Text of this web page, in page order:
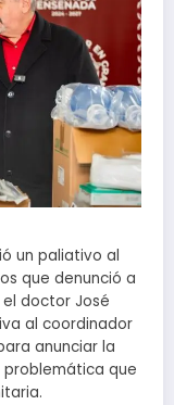
un paliativo al
que denunció a
doctor José
al coordinador
anunciar la
problemática que